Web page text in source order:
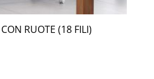
RUOTE (18 FILI)